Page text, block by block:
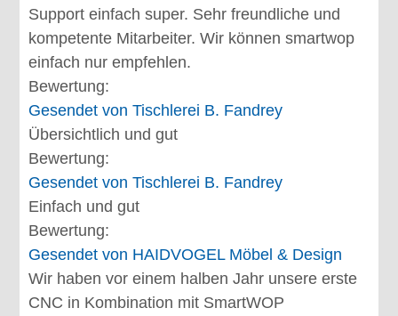
Support einfach super. Sehr freundliche und
kompetente Mitarbeiter. Wir können smartwop
einfach nur empfehlen.
Bewertung:
Gesendet vonTischlerei B. Fandrey
Übersichtlich und gut
Bewertung:
Gesendet vonTischlerei B. Fandrey
Einfach und gut
Bewertung:
Gesendet von HAIDVOGEL Möbel & Design
Wir haben vor einem halben Jahr unsere erste
CNC in Kombination mit SmartWOP